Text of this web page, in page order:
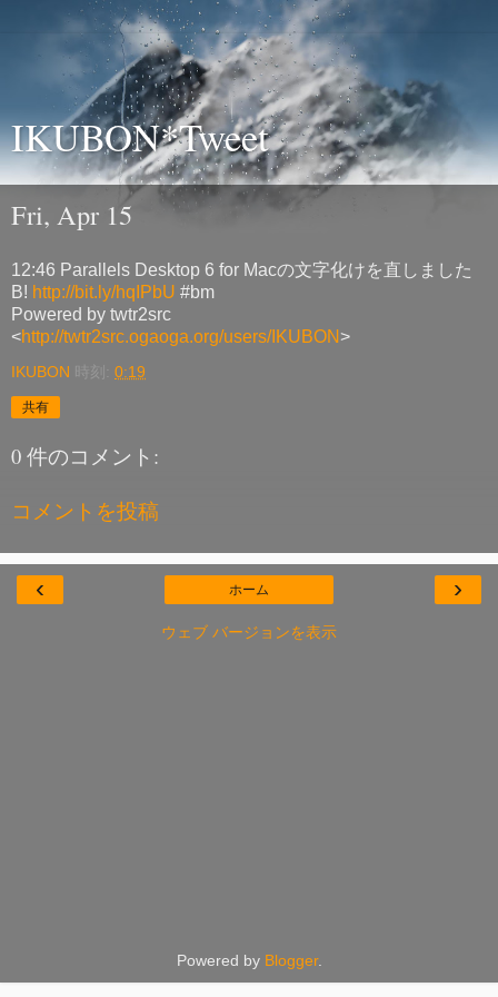
IKUBON*Tweet
Fri, Apr 15
12:46 Parallels Desktop 6 for Macの文字化けを直しました
B! http://bit.ly/hqIPbU #bm
Powered by twtr2src
<http://twtr2src.ogaoga.org/users/IKUBON >
IKUBON 時刻: 0:19
共有
0 件のコメント:
コメントを投稿
‹ ›
ホーム
ウェブ バージョンを表示
Powered by Blogger.